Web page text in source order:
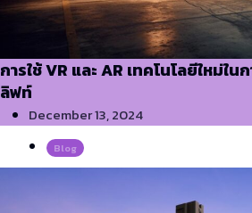
การใช้ VR และ AR เทคโนโลยีใหม่ใ
ลิฟท์
December 13, 2024
Blog